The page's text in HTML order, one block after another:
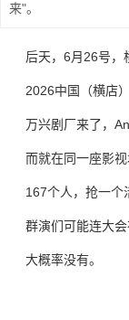
来"。
后天，6月26号，
2026中国（横店
万兴剧厂来了，
而就在同一座影
167个人，抢一个
群演们可能连大
大概率没有。